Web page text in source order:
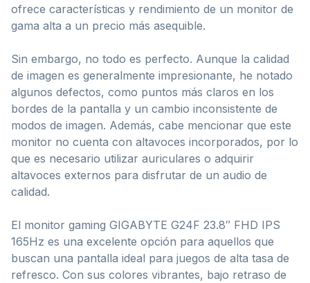
ofrece características y rendimiento de un monitor de
gama alta a un precio más asequible.
Sin embargo, no todo es perfecto. Aunque la calidad
de imagen es generalmente impresionante, he notado
algunos defectos, como puntos más claros en los
bordes de la pantalla y un cambio inconsistente de
modos de imagen. Además, cabe mencionar que este
monitor no cuenta con altavoces incorporados, por lo
que es necesario utilizar auriculares o adquirir
altavoces externos para disfrutar de un audio de
calidad.
El monitor gaming GIGABYTE G24F 23.8″ FHD IPS
165Hz es una excelente opción para aquellos que
buscan una pantalla ideal para juegos de alta tasa de
refresco. Con sus colores vibrantes, bajo retraso de